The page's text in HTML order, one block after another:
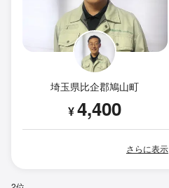
埼玉県比企郡鳩山町
¥4,400
さらに表示